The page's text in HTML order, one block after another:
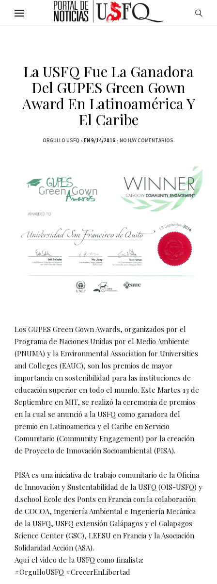
La USFQ Fue La Ganadora
Del GUPES Green Gown
Award En Latinoamérica Y
El Caribe
ORGULLO USFQ EN 9/14/2016 NO HAY COMENTARIOS.
Los GUPES Green Gown Awards, organizados por el
Programa de Naciones Unidas por el Medio Ambiente
(PNUMA) y la Environmental Association for Universities
and Colleges (EAUC), son los premios de mayor
importancia en sostenibilidad para las instituciones de
educación superior en todo el mundo. Este Martes 13 de
Septiembre en MIT, se realizó la ceremonia de premios
en la cual se anunció a la USFQ como ganadora del
premio en Latinoamerica y el Caribe en Servicio
Comunitario (Community Engagement) por la creación
de Proyecto de Innovación Socioambiental (PISA).
PISA es una iniciativa de trabajo comunitario de la Oficina
de Innovación y Sustentabilidad de la USFQ (OIS-USFQ) y
d.school Ecole des Ponts en Francia con la colaboración
de COCOA, Ingeniería Ambiental e Ingeniería Mecánica
de la USFQ, USFQ extensión Galápagos y el Galapagos
Science Center (GSC), LEESU en Francia y la Asociación
Solidaridad Acción (ASA).
Aquí el video de la USFQ como finalista:
#OrgulloUSFQ #CrecerEnLibertad